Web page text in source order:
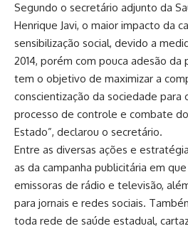
Segundo o secretário adjunto da
Henrique Javi, o maior impacto da
sensibilização social, devido a
2014, porém com pouca adesão da
tem o objetivo de maximizar a
conscientização da sociedade
processo de controle e combate
Estado”, declarou o secretário.
Entre as diversas ações e
as da campanha publicitária em
emissoras de rádio e televisão,
para jornais e redes sociais.
toda rede de saúde estadual,